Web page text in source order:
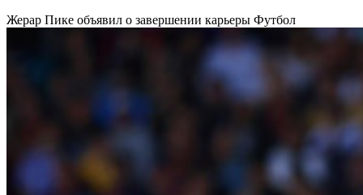
Жерар Пике объявил о завершении карьеры Футбол